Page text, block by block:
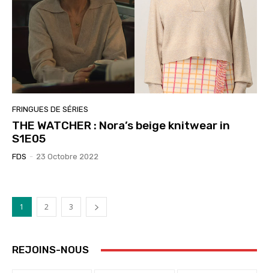
FRINGUES DE SÉRIES
THE WATCHER : Nora’s beige knitwear in
S1E05
FDS - 23 Octobre 2022
1 2 3
REJOINS-NOUS